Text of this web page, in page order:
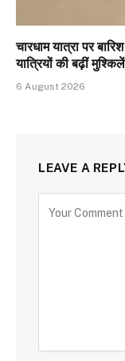
चारधाम यात्रा पर
यात्रियों की बढ़ीं मुश्किलें
6 August 2026
LEAVE A